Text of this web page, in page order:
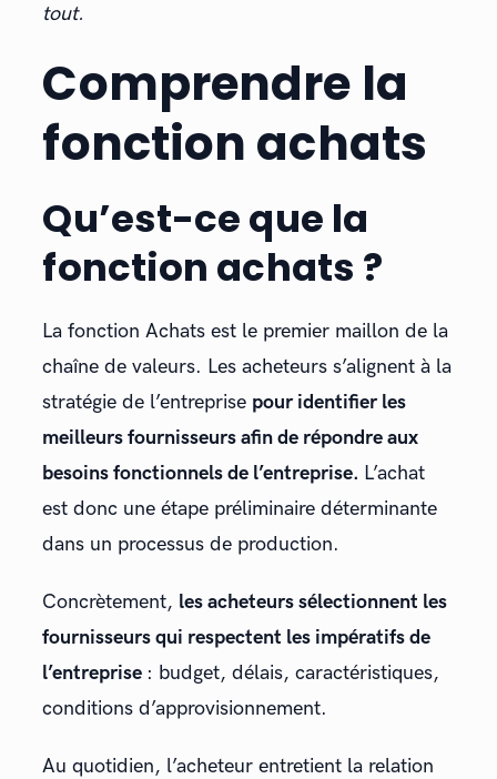
tout.
Comprendre la
fonction achats
Qu’est-ce que la
fonction achats ?
La fonction Achats est le premier maillon de la
chaîne de valeurs. Les acheteurs s’alignent à la
stratégie de l’entreprise pour identifier les
meilleurs fournisseurs afin de répondre aux
besoins fonctionnels de l’entreprise. L’achat
est donc une étape préliminaire déterminante
dans un processus de production.
Concrètement, les acheteurs sélectionnent les
fournisseurs qui respectent les impératifs de
l’entreprise : budget, délais, caractéristiques,
conditions d’approvisionnement.
Au quotidien, l’acheteur entretient la relation